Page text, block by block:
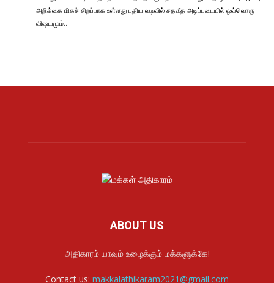
அறிக்கை மிகச் சிறப்பாக உள்ளது புதிய வடிவில் சதவீத அடிப்படையில் ஒவ்வொரு
விஷயமும்…
ABOUT US
அதிகாரம் யாவும் உழைக்கும் மக்களுக்கே!
Contact us: makkalathikaram2021@gmail.com